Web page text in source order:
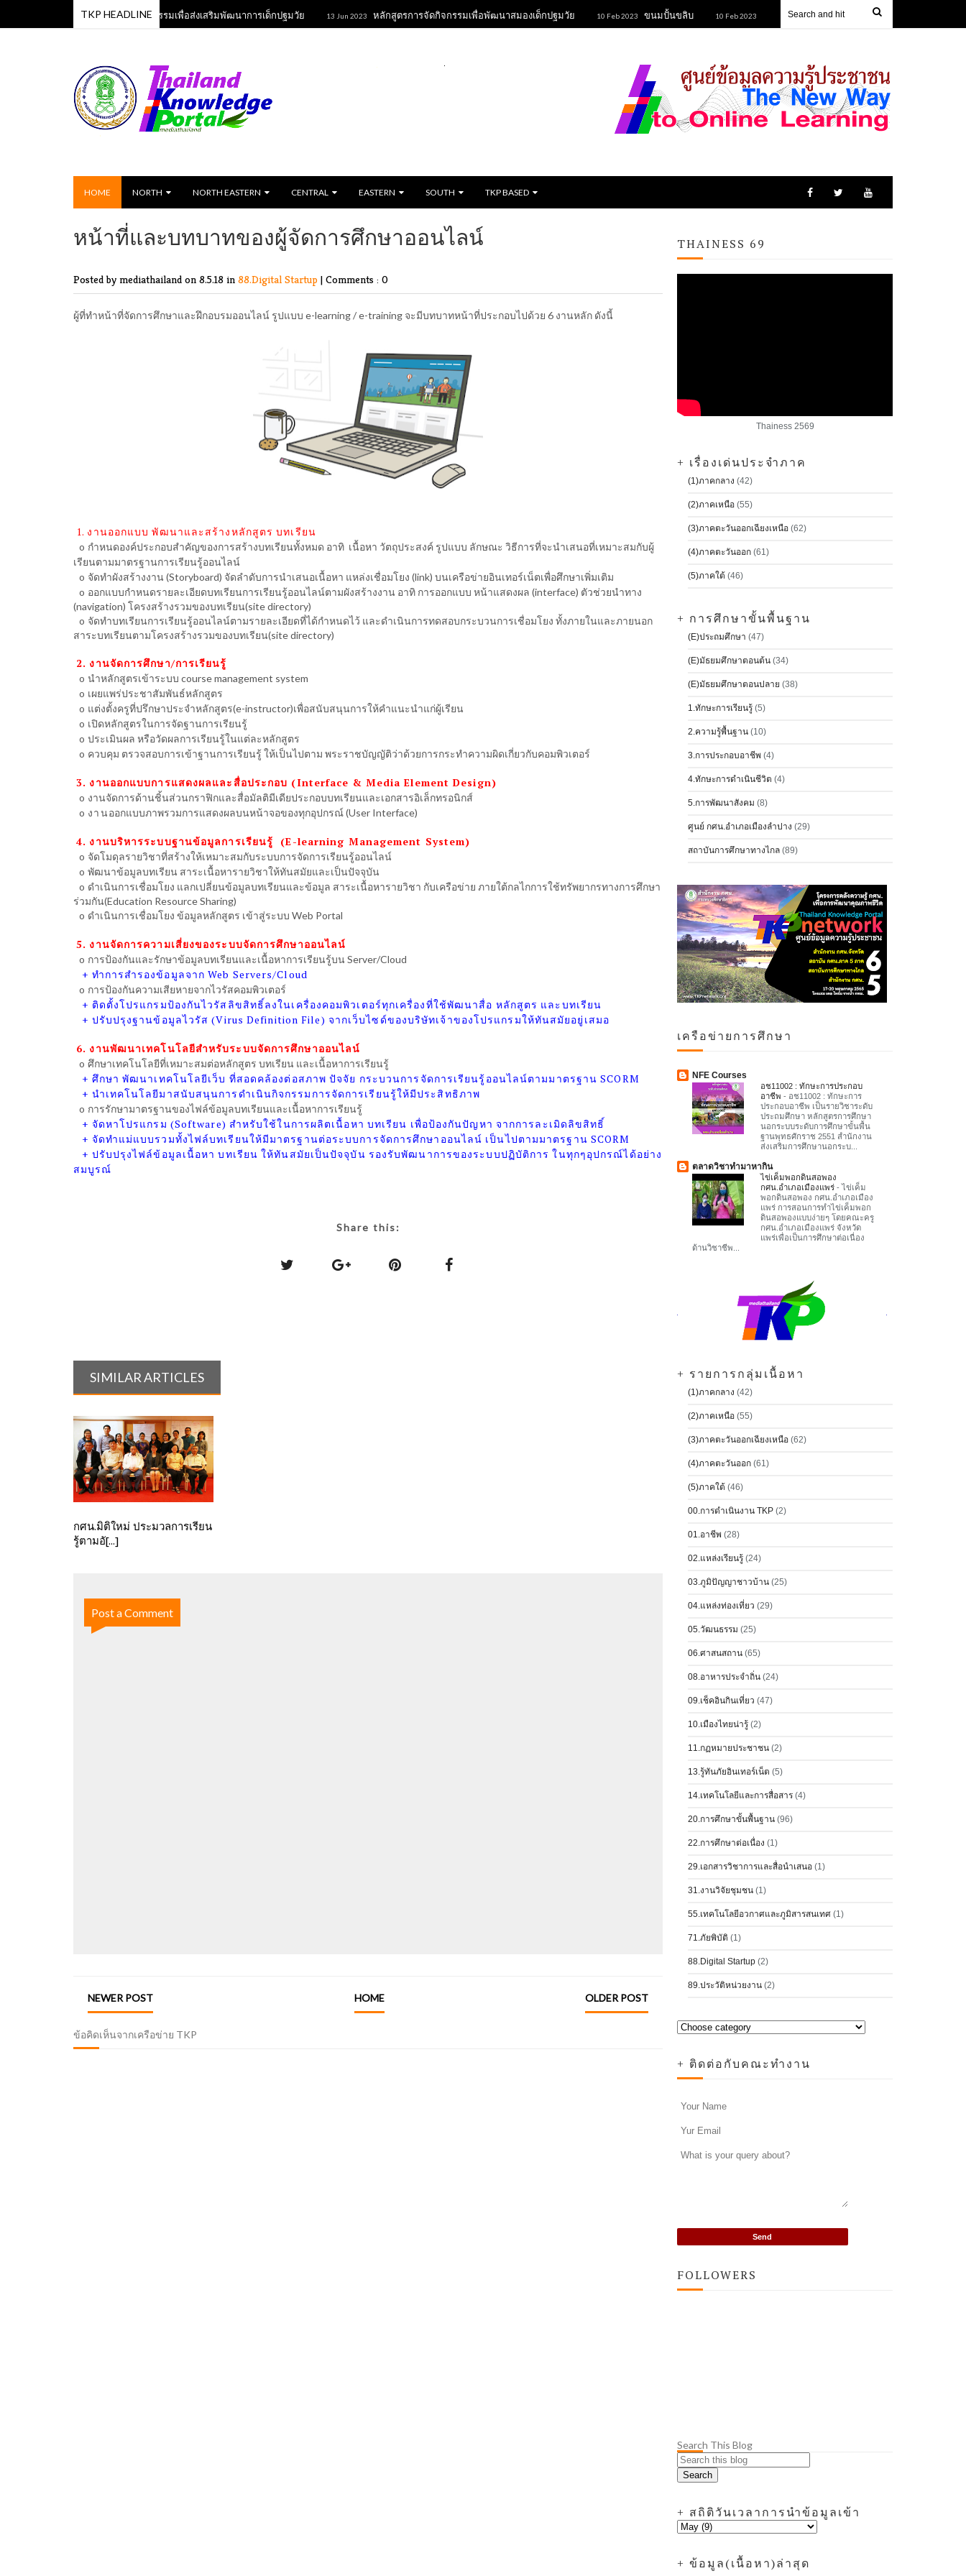
TKP HEADLINE
หลักสูตรเพลงและกิจกรรมเพื่อส่งเสริมพัฒนาการเด็กปฐมวัย 13 Jun 2023 หลักสูตรการจัดกิจกรรมเพื่อพัฒนาสมองเด็กปฐมวัย 10 Feb 2023 ขนมปั้นขลิบ 10 Feb 2023 ข้าวหลามยายนิยม 10 Feb 2023 ข้าวฮางกุดรัง
HOME NORTH NORTH EASTERN CENTRAL EASTERN SOUTH TKP BASED
หน้าที่และบทบาทของผู้จัดการศึกษาออนไลน์
Posted by mediathailand on 8.5.18 in 88.Digital Startup | Comments : 0
ผู้ที่ทำหน้าที่จัดการศึกษาและฝึกอบรมออนไลน์ รูปแบบ e-learning / e-training จะมีบทบาทหน้าที่ประกอบไปด้วย 6 งานหลัก ดังนี้
1. งานออกแบบ พัฒนาและสร้างหลักสูตร บทเรียน
o กำหนดองค์ประกอบสำคัญของการสร้างบทเรียนทั้งหมด อาทิ เนื้อหา วัตถุประสงค์ รูปแบบ ลักษณะ วิธีการที่จะนำเสนอที่เหมาะสมกับผู้
เรียนตามมาตรฐานการเรียนรู้ออนไลน์
o จัดทำผังสร้างงาน (Storyboard) จัดลำดับการนำเสนอเนื้อหา แหล่งเชื่อมโยง (link) บนเครือข่ายอินเทอร์เน็ตเพื่อศึกษาเพิ่มเติม
o ออกแบบกำหนดรายละเอียดบทเรียนการเรียนรู้ออนไลน์ตามผังสร้างงาน อาทิ การออกแบบ หน้าแสดงผล (interface) ตัวช่วยนำทาง
(navigation) โครงสร้างรวมของบทเรียน(site directory)
o จัดทำบทเรียนการเรียนรู้ออนไลน์ตามรายละเอียดที่ได้กำหนดไว้ และดำเนินการทดสอบกระบวนการเชื่อมโยง ทั้งภายในและภายนอก
สาระบทเรียนตามโครงสร้างรวมของบทเรียน(site directory)
2. งานจัดการศึกษา/การเรียนรู้
o นำหลักสูตรเข้าระบบ course management system
o เผยแพร่ประชาสัมพันธ์หลักสูตร
o แต่งตั้งครูที่ปรึกษาประจำหลักสูตร(e-instructor)เพื่อสนับสนุนการให้คำแนะนำแก่ผู้เรียน
o เปิดหลักสูตรในการจัดฐานการเรียนรู้
o ประเมินผล หรือวัดผลการเรียนรู้ในแต่ละหลักสูตร
o ควบคุม ตรวจสอบการเข้าฐานการเรียนรู้ ให้เป็นไปตาม พระราชบัญญัติว่าด้วยการกระทำความผิดเกี่ยวกับคอมพิวเตอร์
3. งานออกแบบการแสดงผลและสื่อประกอบ (Interface & Media Element Design)
o งานจัดการด้านชิ้นส่วนกราฟิกและสื่อมัลติมีเดียประกอบบทเรียนและเอกสารอิเล็กทรอนิกส์
o งานออกแบบภาพรวมการแสดงผลบนหน้าจอของทุกอุปกรณ์ (User Interface)
4. งานบริหารระบบฐานข้อมูลการเรียนรู้ (E-learning Management System)
o จัดโมดุลรายวิชาที่สร้างให้เหมาะสมกับระบบการจัดการเรียนรู้ออนไลน์
o พัฒนาข้อมูลบทเรียน สาระเนื้อหารายวิชาให้ทันสมัยและเป็นปัจจุบัน
o ดำเนินการเชื่อมโยง แลกเปลี่ยนข้อมูลบทเรียนและข้อมูล สาระเนื้อหารายวิชา กับเครือข่าย ภายใต้กลไกการใช้ทรัพยากรทางการศึกษา
ร่วมกัน(Education Resource Sharing)
o ดำเนินการเชื่อมโยง ข้อมูลหลักสูตร เข้าสู่ระบบ Web Portal
5. งานจัดการความเสี่ยงของระบบจัดการศึกษาออนไลน์
o การป้องกันและรักษาข้อมูลบทเรียนและเนื้อหาการเรียนรู้บน Server/Cloud
+ ทำการสำรองข้อมูลจาก Web Servers/Cloud
o การป้องกันความเสียหายจากไวรัสคอมพิวเตอร์
+ ติดตั้งโปรแกรมป้องกันไวรัสลิขสิทธิ์ลงในเครื่องคอมพิวเตอร์ทุกเครื่องที่ใช้พัฒนาสื่อ หลักสูตร และบทเรียน
+ ปรับปรุงฐานข้อมูลไวรัส (Virus Definition File) จากเว็บไซด์ของบริษัทเจ้าของโปรแกรมให้ทันสมัยอยู่เสมอ
6. งานพัฒนาเทคโนโลยีสำหรับระบบจัดการศึกษาออนไลน์
o ศึกษาเทคโนโลยีที่เหมาะสมต่อหลักสูตร บทเรียน และเนื้อหาการเรียนรู้
+ ศึกษา พัฒนาเทคโนโลยีเว็บ ที่สอดคล้องต่อสภาพ ปัจจัย กระบวนการจัดการเรียนรู้ออนไลน์ตามมาตรฐาน SCORM
+ นำเทคโนโลยีมาสนับสนุนการดำเนินกิจกรรมการจัดการเรียนรู้ให้มีประสิทธิภาพ
o การรักษามาตรฐานของไฟล์ข้อมูลบทเรียนและเนื้อหาการเรียนรู้
+ จัดหาโปรแกรม (Software) สำหรับใช้ในการผลิตเนื้อหา บทเรียน เพื่อป้องกันปัญหา จากการละเมิดลิขสิทธิ์
+ จัดทำแม่แบบรวมทั้งไฟล์บทเรียนให้มีมาตรฐานต่อระบบการจัดการศึกษาออนไลน์ เป็นไปตามมาตรฐาน SCORM
+ ปรับปรุงไฟล์ข้อมูลเนื้อหา บทเรียน ให้ทันสมัยเป็นปัจจุบัน รองรับพัฒนาการของระบบปฏิบัติการ ในทุกๆอุปกรณ์ได้อย่าง
สมบูรณ์
Share this:
SIMILAR ARTICLES
กศน.มิติใหม่ ประมวลการเรียน
รู้ตามอั[...]
Post a Comment
NEWER POST OLDER POST
HOME
ข้อคิดเห็นจากเครือข่าย TKP
THAINESS 69
Thainess 2569
+ เรื่องเด่นประจำภาค
(1)ภาคกลาง (42)
(2)ภาคเหนือ (55)
(3)ภาคตะวันออกเฉียงเหนือ (62)
(4)ภาคตะวันออก (61)
(5)ภาคใต้ (46)
+ การศึกษาขั้นพื้นฐาน
(E)ประถมศึกษา (47)
(E)มัธยมศึกษาตอนต้น (34)
(E)มัธยมศึกษาตอนปลาย (38)
1.ทักษะการเรียนรู้ (5)
2.ความรู้พื้นฐาน (10)
3.การประกอบอาชีพ (4)
4.ทักษะการดำเนินชีวิต (4)
5.การพัฒนาสังคม (8)
ศูนย์ กศน.อำเภอเมืองลำปาง (29)
สถาบันการศึกษาทางไกล (89)
เครือข่ายการศึกษา
NFE Courses
อช11002 : ทักษะการประกอบ
อาชีพ - อช11002 : ทักษะการ
ประกอบอาชีพ เป็นรายวิชาระดับ
ประถมศึกษา หลักสูตรการศึกษา
นอกระบบระดับการศึกษาขั้นพื้น
ฐานพุทธศักราช 2551 สำนักงาน
ส่งเสริมการศึกษานอกระบ...
ตลาดวิชาทำมาหากิน
ไข่เค็มพอกดินสอพอง
กศน.อำเภอเมืองแพร่ -ไข่เค็ม
พอกดินสอพอง กศน.อำเภอเมือง
แพร่ การสอนการทำไข่เค็มพอก
ดินสอพองแบบง่ายๆ โดยคณะครู
กศน.อำเภอเมืองแพร่ จังหวัด
แพร่เพื่อเป็นการศึกษาต่อเนื่อง
ด้านวิชาชีพ...
+ รายการกลุ่มเนื้อหา
(1)ภาคกลาง (42)
(2)ภาคเหนือ (55)
(3)ภาคตะวันออกเฉียงเหนือ (62)
(4)ภาคตะวันออก (61)
(5)ภาคใต้ (46)
00.การดำเนินงาน TKP (2)
01.อาชีพ (28)
02.แหล่งเรียนรู้ (24)
03.ภูมิปัญญาชาวบ้าน (25)
04.แหล่งท่องเที่ยว (29)
05.วัฒนธรรม (25)
06.ศาสนสถาน (65)
08.อาหารประจำถิ่น (24)
09.เช็คอินกินเที่ยว (47)
10.เมืองไทยน่ารู้ (2)
11.กฏหมายประชาชน (2)
13.รู้ทันภัยอินเทอร์เน็ต (5)
14.เทคโนโลยีและการสื่อสาร (4)
20.การศึกษาขั้นพื้นฐาน (96)
22.การศึกษาต่อเนื่อง (1)
29.เอกสารวิชาการและสื่อนำเสนอ (1)
31.งานวิจัยชุมชน (1)
55.เทคโนโลยีอวกาศและภูมิสารสนเทศ (1)
71.ภัยพิบัติ (1)
88.Digital Startup (2)
89.ประวัติหน่วยงาน (2)
+ ติดต่อกับคณะทำงาน
FOLLOWERS
Search This Blog
+ สถิติวันเวลาการนำข้อมูลเข้า
+ ข้อมูล(เนื้อหา)ล่าสุด